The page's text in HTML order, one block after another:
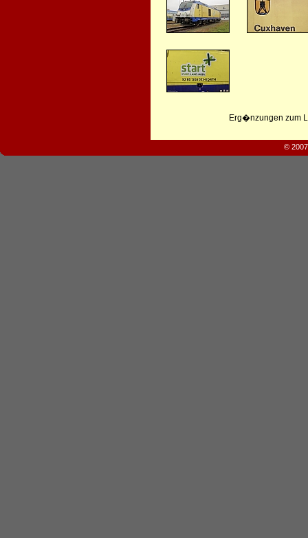
Erg�nzungen zum
©